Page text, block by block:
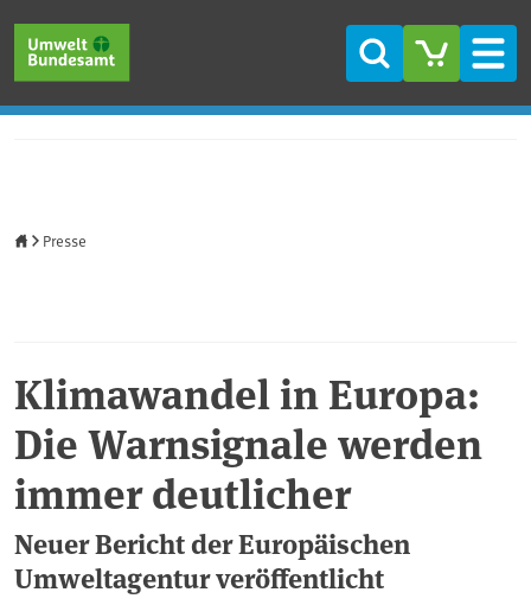
Suche
Presse
Klimawandel in Europa:
Die Warnsignale werden
immer deutlicher
Neuer Bericht der Europäischen
Umweltagentur veröffentlicht